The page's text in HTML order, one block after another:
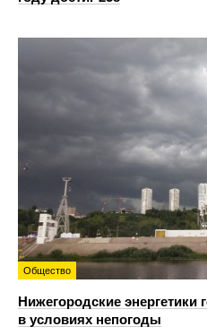
Общество
Нижегородские энергетики
в условиях непогоды